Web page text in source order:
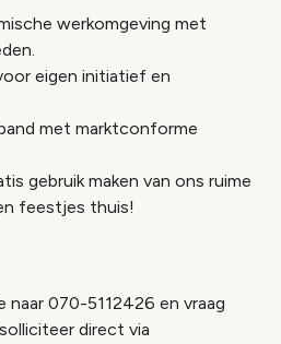
werkomgeving met
eigen initiatief en
met marktconforme
gebruik maken van ons ruime
feestjes thuis!
naar 070-5112426 en vraag
direct via